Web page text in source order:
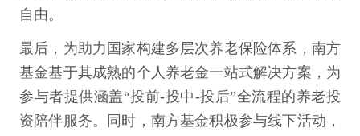
自由。
最后，为助力国家构建多层次养老保险体系，南方
基金基于其成熟的个人养老金一站式解决方案，为
参与者提供涵盖“投前-投中-投后”全流程的养老投
资陪伴服务。同时，南方基金积极参与线下活动，